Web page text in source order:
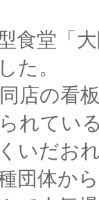
食堂「
た。
店の看
れてい
だおれ
団体か